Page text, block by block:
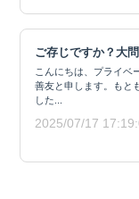
ご存じですか？大
こんにちは、プライベ
善友と申します。もと
した...
2025/07/17